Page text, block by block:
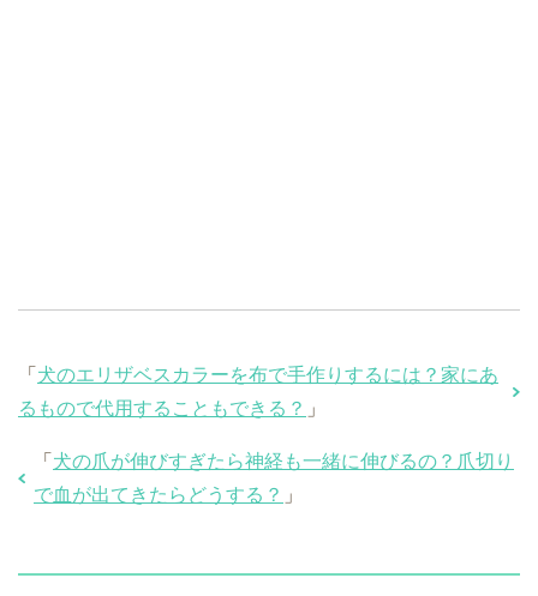
「 犬のエリザベスカラーを布で手作りするには？家にあ
るもので代用することもできる？ 」
「 犬の爪が伸びすぎたら神経も一緒に伸びるの？爪切り
で血が出てきたらどうする？ 」